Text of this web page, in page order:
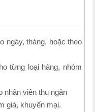
ngày, tháng, hoặc theo
từng loại hàng, nhóm
nhân viên thu ngân
giá, khuyến mại.